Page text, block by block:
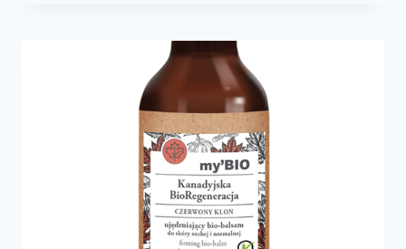
КОРРЕКЦИИ
ФИГУРЫ
С
КУРКУМОЙ
И
ЧИЛИ